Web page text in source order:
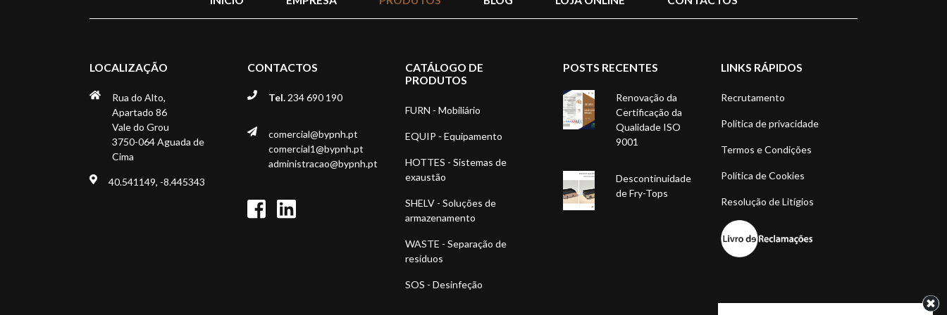
LOCALIZAÇÃO
Rua do Alto,
Apartado 86
Vale do Grou
3750-064 Aguada de
Cima
40.541149, -8.445343
CONTACTOS
Tel. 234 690 190
comercial@bypnh.pt
comercial1@bypnh.pt
administracao@bypnh.pt
CATÁLOGO DE
PRODUTOS
FURN - Mobiliário
EQUIP - Equipamento
HOTTES - Sistemas de
exaustão
SHELV - Soluções de
armazenamento
WASTE - Separação de
resíduos
SOS - Desinfeção
POSTS RECENTES
Renovação da
Certificação da
Qualidade ISO
9001
Descontinuidade
de Fry-Tops
LINKS RÁPIDOS
Recrutamento
Política de privacidade
Termos e Condições
Política de Cookies
Resolução de Litígios